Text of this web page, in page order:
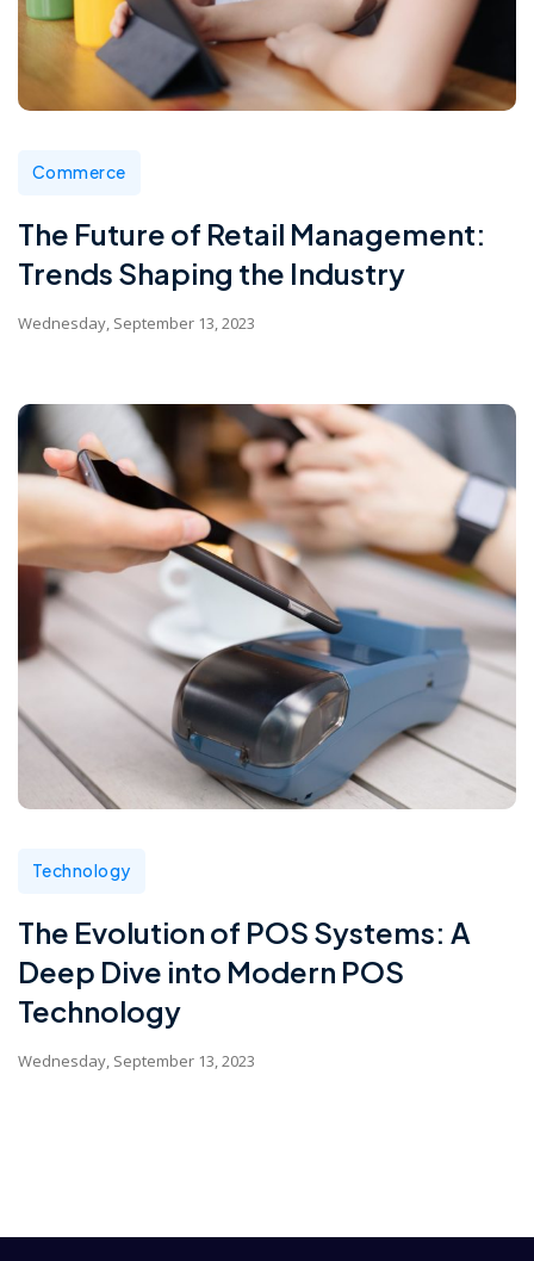
Commerce
The Future of Retail Management:
Trends Shaping the Industry
Wednesday, September 13, 2023
Technology
The Evolution of POS Systems: A
Deep Dive into Modern POS
Technology
Wednesday, September 13, 2023